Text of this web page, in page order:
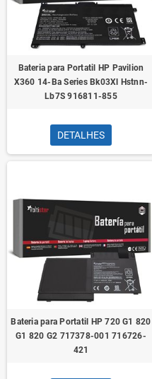
Bateria para Portatil HP Pavilion
X360 14-Ba Series Bk03Xl Hstnn-
Lb7S 916811-855
DETALHES
Bateria para Portatil HP 720 G1 820
G1 820 G2 717378-001 716726-
421